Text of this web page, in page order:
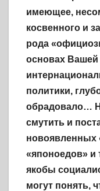
имеющее,
косвенного и
рода
основах
политики,
обрадовало…
смутить и
новоявленных
«японоедов» и
якобы
могут понять,